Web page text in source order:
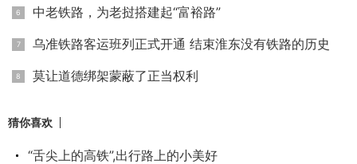
中老铁路，为老挝搭建起“富裕路”
乌准铁路客运班列正式开通 结束淮东没有铁路的历史
莫让道德绑架蒙蔽了正当权利
猜你喜欢
“舌尖上的高铁”,出行路上的小美好